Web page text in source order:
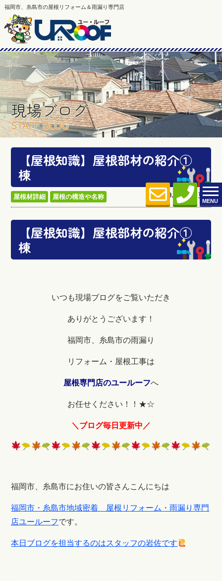
福岡市、糸島市の屋根リフォーム＆雨漏り専門店
MENU
現場ブログ
STAFF BLOG
【屋根知識】屋根部材の紹介①
棟
屋根材詳細 屋根の構造や名称 2022.09.10 (Sat) 更新
【屋根知識】屋根部材の紹介①
棟
いつも現場ブログをご覧いただき
ありがとうございます！
福岡市、糸島市の雨漏り
リフォーム・屋根工事は
屋根専門店のユールーフへ
お任せください！！★☆
＼ブログ毎日更新中／
福岡市、糸島市にお住いの皆さんこんにちは
福岡市・糸島市地域密着 屋根リフォーム・雨漏り専門
店ユールーフです。
本日ブログを担当するのはスタッフの岩佐です